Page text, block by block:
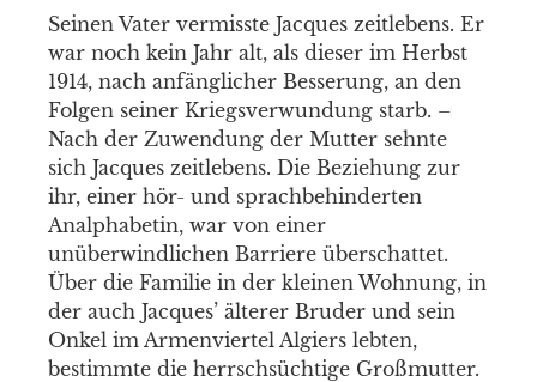
Seinen Vater vermisste Jacques zeitlebens. Er
war noch kein Jahr alt, als dieser im Herbst
1914, nach anfänglicher Besserung, an den
Folgen seiner Kriegsverwundung starb. –
Nach der Zuwendung der Mutter sehnte
sich Jacques zeitlebens. Die Beziehung zur
ihr, einer hör- und sprachbehinderten
Analphabetin, war von einer
unüberwindlichen Barriere überschattet.
Über die Familie in der kleinen Wohnung, in
der auch Jacques’ älterer Bruder und sein
Onkel im Armenviertel Algiers lebten,
bestimmte die herrschsüchtige Großmutter.